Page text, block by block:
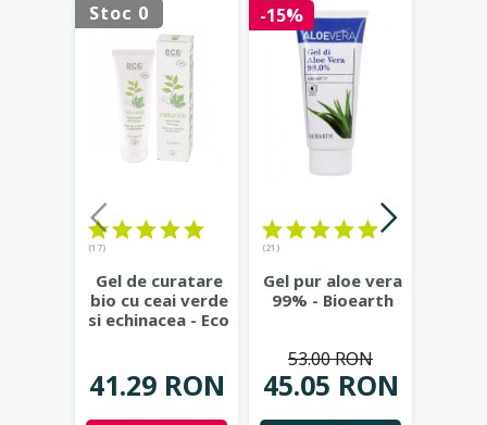
Stoc 0
(17)
Gel de curatare
bio cu ceai verde
si echinacea - Eco
41.29 RON
-15%
(21)
Gel pur aloe vera
99% - Bioearth
45.05 RON
53.00 RON